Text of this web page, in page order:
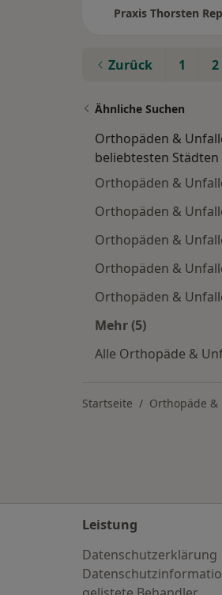
Zurück 1 2
Ähnliche Suchen
Orthopäden &
beliebtesten Städten
Orthopäden &
Orthopäden &
Orthopäden &
Orthopäden &
Orthopäden &
Mehr (5)
Alle Orthopäde &
Startseite Orthopäde
Leistung
Datenschutzerklärung